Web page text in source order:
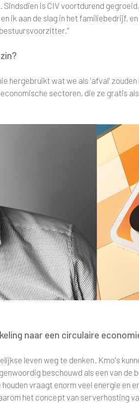
is CIV voortdurend
ik aan de slag in het familiebedrijf,
hergebruikt wat we als 'afval'
sectoren, die ze gratis
naar een circulaire
leven weg te denken. Kmo's
beschouwd als een van de
vraagt enorm veel energie en
het concept van serverhosting